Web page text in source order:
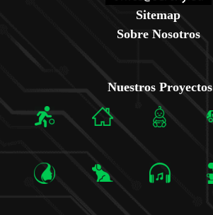
Sitemap
Sobre Nosotros
Nuestros Proyectos